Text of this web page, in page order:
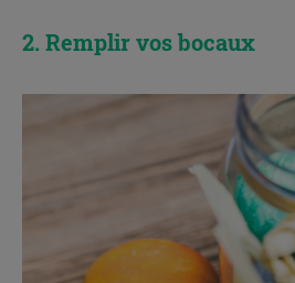
2. Remplir vos bocaux